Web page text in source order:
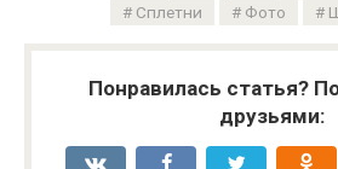
Сплетни
Фото
Понравилась статья?
друзьями: